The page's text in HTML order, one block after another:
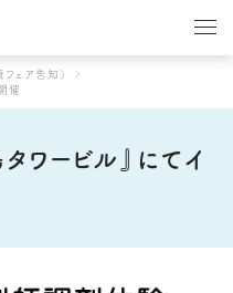
ェア告知）
催
ワービル』にてイ